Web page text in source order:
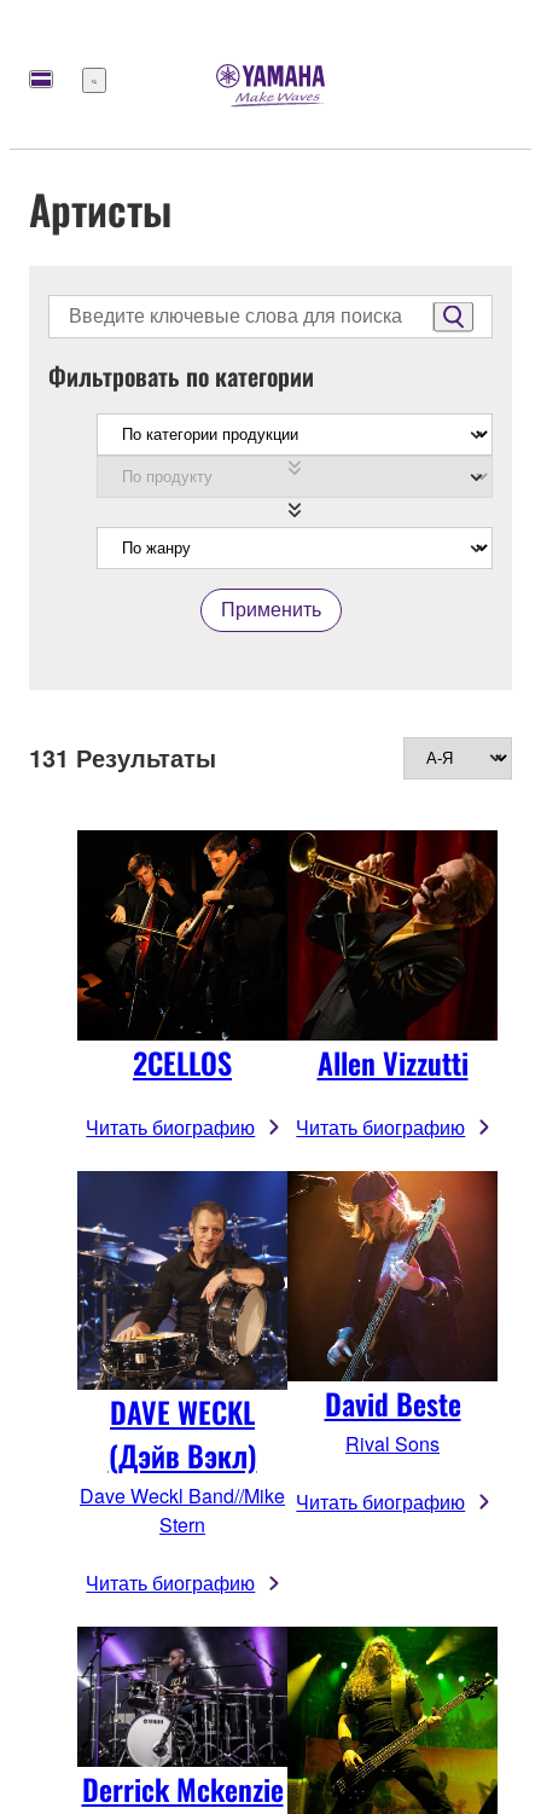
Меню
Артисты
Фильтровать по категории
Применить
131 Результаты
2CELLOS
Читать биографию
Allen Vizzutti
Читать биографию
DAVE WECKL
(Дэйв Вэкл)
Dave Weckl Band//Mike
Stern
Читать биографию
David Beste
Rival Sons
Читать биографию
Derrick Mckenzie